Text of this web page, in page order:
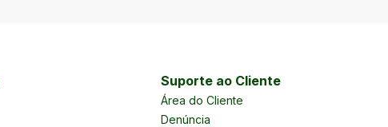
Suporte ao Cliente
Área do Cliente
Denúncia